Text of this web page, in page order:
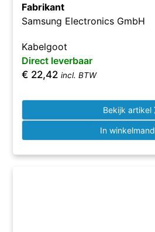
Fabrikant
Samsung Electronics GmbH
Kabelgoot
Direct leverbaar
€ 22,42 incl. BTW
Bekijk artikel
In winkelmand